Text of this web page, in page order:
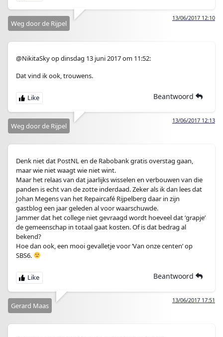
13/06/2017 12:10
Weg door de Rijpel
@NikitaSky op dinsdag 13 juni 2017 om 11:52:
Dat vind ik ook, trouwens.
Beantwoord
13/06/2017 12:13
Weg door de Rijpel
Denk niet dat PostNL en de Rabobank gratis overstag gaan,
maar wie niet waagt wie niet wint.
Maar het relaas van dat jaarlijks wisselen en verbouwen van die
panden is echt van de zotte inderdaad. Zeker als ik dan lees dat
Johan Megens van het Repaircafé Rijpelberg daar in zijn
gastblog een jaar geleden al voor waarschuwde.
Jammer dat het college niet gevraagd wordt hoeveel dat ‘grapje’
de gemeenschap in totaal gaat kosten. Of is dat bedrag al
bekend?
Hoe dan ook, een mooi gevalletje voor ‘Van onze centen’ op
SBS6.
Beantwoord
13/06/2017 17:51
Gerard Maas